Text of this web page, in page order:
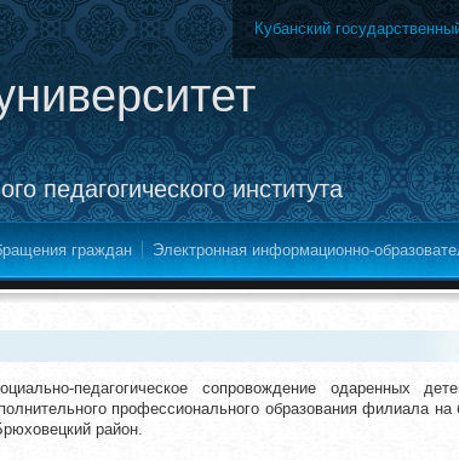
педагогического института
Кубанский
граждан Электронная информационно-
педагогическое сопровождение одаренных
профессионального образования филиала на
район.